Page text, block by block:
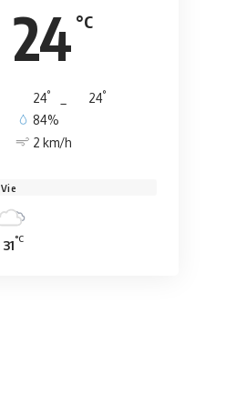
24 °C
24° 24°
84%
2 km/h
Vie
31°C